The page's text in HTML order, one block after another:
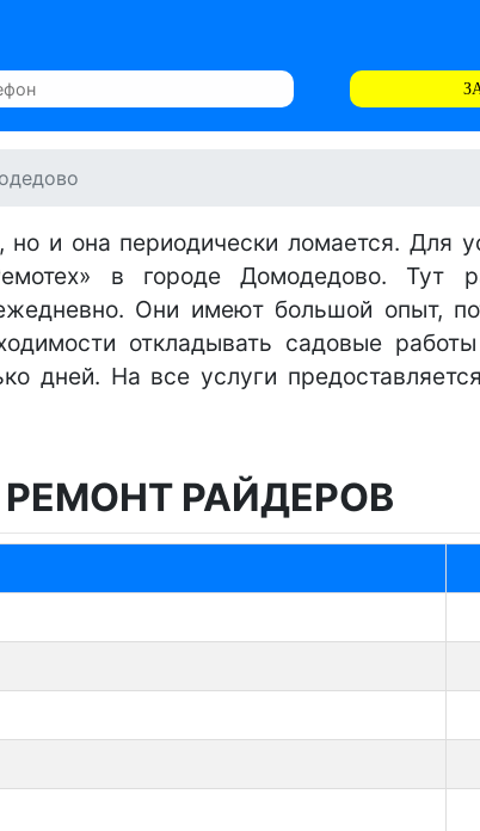
и она периодически ломается. Для
в городе Домодедово. Тут
Они имеют большой опыт,
откладывать садовые
дней. На все услуги
РАЙДЕРОВ